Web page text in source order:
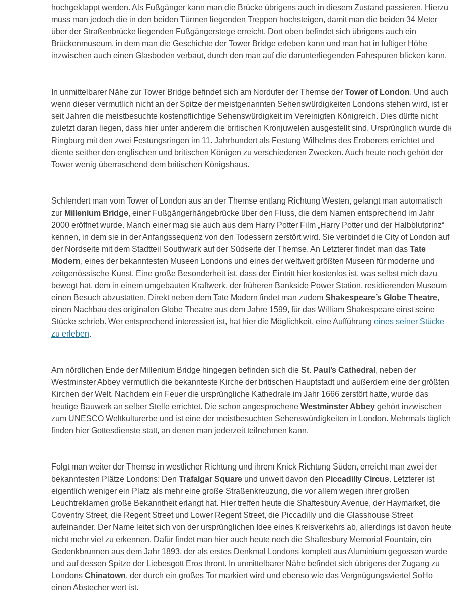
hochgeklappt werden. Als Fußgänger kann man die Brücke übrigens auch in diesem Zustand passieren. Hierzu
muss man jedoch die in den beiden Türmen liegenden Treppen hochsteigen, damit man die beiden 34 Meter
über der Straßenbrücke liegenden Fußgängerstege erreicht. Dort oben befindet sich übrigens auch ein
Brückenmuseum, in dem man die Geschichte der Tower Bridge erleben kann und man hat in luftiger Höhe
inzwischen auch einen Glasboden verbaut, durch den man auf die darunterliegenden Fahrspuren blicken kann.
In unmittelbarer Nähe zur Tower Bridge befindet sich am Nordufer der Themse der Tower of London. Und auch
wenn dieser vermutlich nicht an der Spitze der meistgenannten Sehenswürdigkeiten Londons stehen wird, ist er
seit Jahren die meistbesuchte kostenpflichtige Sehenswürdigkeit im Vereinigten Königreich. Dies dürfte nicht
zuletzt daran liegen, dass hier unter anderem die britischen Kronjuwelen ausgestellt sind. Ursprünglich wurde
Ringburg mit den zwei Festungsringen im 11. Jahrhundert als Festung Wilhelms des Eroberers errichtet und
diente seither den englischen und britischen Königen zu verschiedenen Zwecken. Auch heute noch gehört der
Tower wenig überraschend dem britischen Königshaus.
Schlendert man vom Tower of London aus an der Themse entlang Richtung Westen, gelangt man automatisch
zur Millenium Bridge, einer Fußgängerhängebrücke über den Fluss, die dem Namen entsprechend im Jahr
2000 eröffnet wurde. Manch einer mag sie auch aus dem Harry Potter Film „Harry Potter und der Halbblutprinz“
kennen, in dem sie in der Anfangssequenz von den Todessern zerstört wird. Sie verbindet die City of London auf
der Nordseite mit dem Stadtteil Southwark auf der Südseite der Themse. An Letzterer findet man das Tate
Modern, eines der bekanntesten Museen Londons und eines der weltweit größten Museen für moderne und
zeitgenössische Kunst. Eine große Besonderheit ist, dass der Eintritt hier kostenlos ist, was selbst mich dazu
bewegt hat, dem in einem umgebauten Kraftwerk, der früheren Bankside Power Station, residierenden Museum
einen Besuch abzustatten. Direkt neben dem Tate Modern findet man zudem Shakespeare’s Globe Theatre,
einen Nachbau des originalen Globe Theatre aus dem Jahre 1599, für das William Shakespeare einst seine
Stücke schrieb. Wer entsprechend interessiert ist, hat hier die Möglichkeit, eine Aufführung eines seiner Stücke
zu erleben.
Am nördlichen Ende der Millenium Bridge hingegen befinden sich die St. Paul’s Cathedral , neben der
Westminster Abbey vermutlich die bekannteste Kirche der britischen Hauptstadt und außerdem eine der größten
Kirchen der Welt. Nachdem ein Feuer die ursprüngliche Kathedrale im Jahr 1666 zerstört hatte, wurde das
heutige Bauwerk an selber Stelle errichtet. Die schon angesprochene Westminster Abbey gehört inzwischen
zum UNESCO Weltkulturerbe und ist eine der meistbesuchten Sehenswürdigkeiten in London. Mehrmals täglich
finden hier Gottesdienste statt, an denen man jederzeit teilnehmen kann.
Folgt man weiter der Themse in westlicher Richtung und ihrem Knick Richtung Süden, erreicht man zwei der
bekanntesten Plätze Londons: Den Trafalgar Square und unweit davon den Piccadilly Circus. Letzterer ist
eigentlich weniger ein Platz als mehr eine große Straßenkreuzung, die vor allem wegen ihrer großen
Leuchtreklamen große Bekanntheit erlangt hat. Hier treffen heute die Shaftesbury Avenue, der Haymarket, die
Coventry Street, die Regent Street und Lower Regent Street, die Piccadilly und die Glasshouse Street
aufeinander. Der Name leitet sich von der ursprünglichen Idee eines Kreisverkehrs ab, allerdings ist davon heute
nicht mehr viel zu erkennen. Dafür findet man hier auch heute noch die Shaftesbury Memorial Fountain, ein
Gedenkbrunnen aus dem Jahr 1893, der als erstes Denkmal Londons komplett aus Aluminium gegossen wurde
und auf dessen Spitze der Liebesgott Eros thront. In unmittelbarer Nähe befindet sich übrigens der Zugang zu
Londons Chinatown, der durch ein großes Tor markiert wird und ebenso wie das Vergnügungsviertel SoHo
einen Abstecher wert ist.